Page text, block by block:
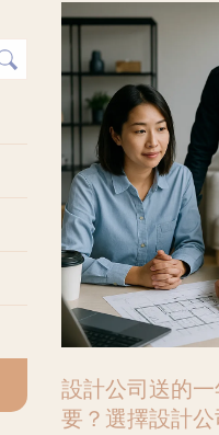
設計公司送的
要？選擇設計